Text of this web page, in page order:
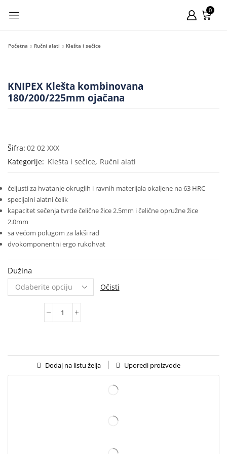
0
Početna Ručni alati Klešta i sečice
KNIPEX Klešta kombinovana
180/200/225mm ojačana
Šifra: 02 02 XXX
Kategorije: Klešta i sečice, Ručni alati
čeljusti za hvatanje okruglih i ravnih materijala okaljene na 63 HRC
specijalni alatni čelik
kapacitet sečenja tvrde čelične žice 2.5mm i čelične opružne žice
2.0mm
sa većom polugom za lakši rad
dvokomponentni ergo rukohvat
Dužina
Očisti
Dodaj na listu želja Uporedi proizvode